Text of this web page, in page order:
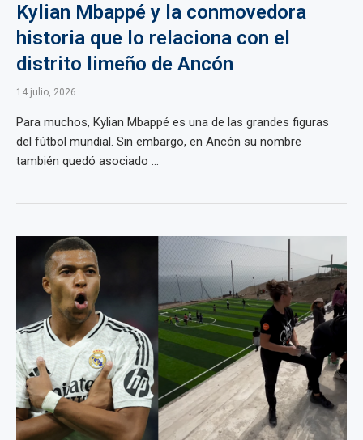
Kylian Mbappé y la conmovedora
historia que lo relaciona con el
distrito limeño de Ancón
14 julio, 2026
Para muchos, Kylian Mbappé es una de las grandes figuras
del fútbol mundial. Sin embargo, en Ancón su nombre
también quedó asociado ...